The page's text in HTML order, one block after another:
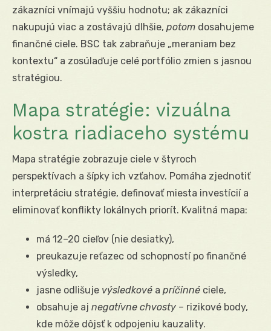
zákazníci vnímajú vyššiu hodnotu; ak zákazníci
nakupujú viac a zostávajú dlhšie, potom dosahujeme
finančné ciele. BSC tak zabraňuje „meraniam bez
kontextu“ a zosúlaďuje celé portfólio zmien s jasnou
stratégiou.
Mapa stratégie: vizuálna
kostra riadiaceho systému
Mapa stratégie zobrazuje ciele v štyroch
perspektívach a šípky ich vzťahov. Pomáha zjednotiť
interpretáciu stratégie, definovať miesta investícií a
eliminovať konflikty lokálnych priorít. Kvalitná mapa:
má 12–20 cieľov (nie desiatky),
preukazuje reťazec od schopností po finančné
výsledky,
jasne odlišuje výsledkové a príčinné ciele,
obsahuje aj negatívne chvosty – rizikové body,
kde môže dôjsť k odpojeniu kauzality.